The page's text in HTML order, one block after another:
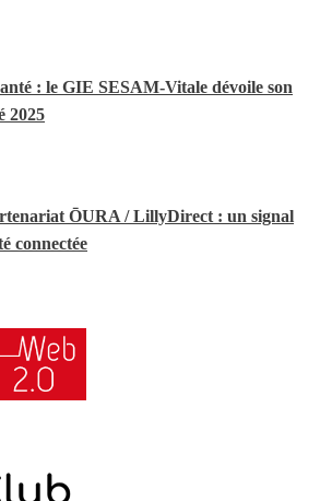
: le GIE SESAM-Vitale dévoile son
2025
ŌURA / LillyDirect : un signal
connectée